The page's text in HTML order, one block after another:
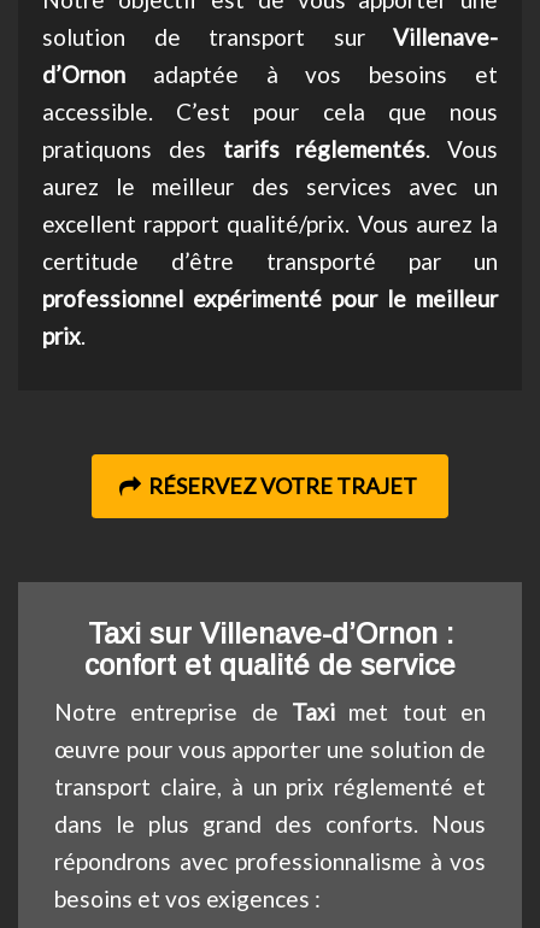
solution de transport sur Villenave-
d’Ornon adaptée à vos besoins et
accessible. C’est pour cela que nous
pratiquons des tarifs réglementés. Vous
aurez le meilleur des services avec un
excellent rapport qualité/prix. Vous aurez la
certitude d’être transporté par un
professionnel expérimenté pour le meilleur
prix.
RÉSERVEZ VOTRE TRAJET
Taxi sur Villenave-d’Ornon :
confort et qualité de service
Notre entreprise de Taxi met tout en
œuvre pour vous apporter une solution de
transport claire, à un prix réglementé et
dans le plus grand des conforts. Nous
répondrons avec professionnalisme à vos
besoins et vos exigences :